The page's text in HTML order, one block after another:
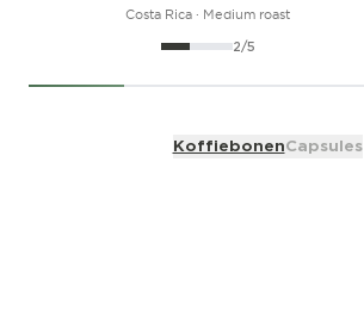
Costa Rica · Medium roast
2/5
KoffiebonenCapsules